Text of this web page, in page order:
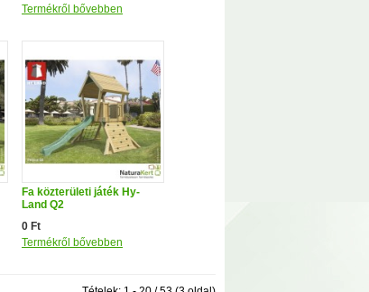
Termékről bővebben
Fa közterületi játék Hy-
Land Q2
0 Ft
Termékről bővebben